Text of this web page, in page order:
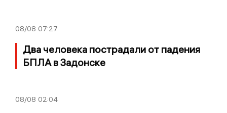
08/08 07:27
Два человека пострадали от падения
БПЛА в Задонске
08/08 02:04